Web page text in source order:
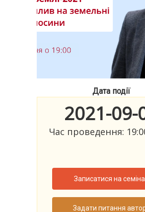
Дата події
2021-09-
Час проведення:
Записатися на
Задати питання